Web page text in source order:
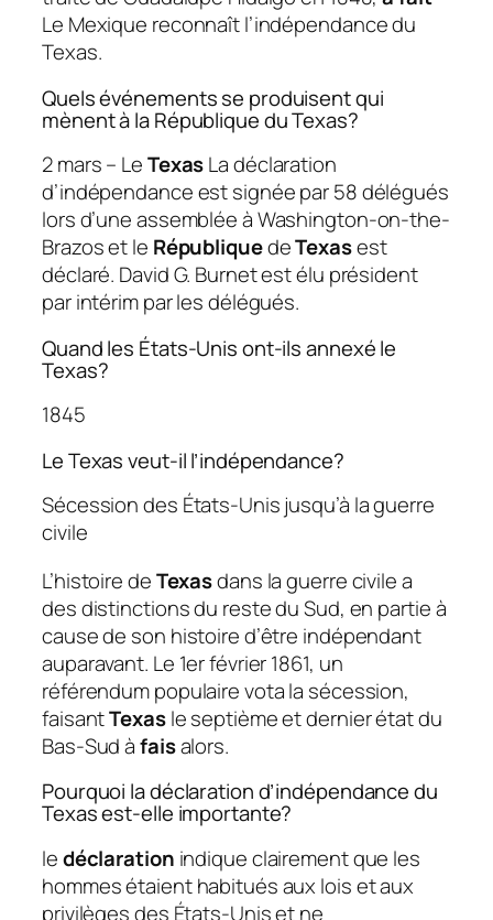
Le Mexique reconnaît l’indépendance du
Texas.
Quels événements se produisent qui
mènent à la République du Texas?
2 mars – LeTexasLa déclaration
d’indépendance est signée par 58 délégués
lors d’une assemblée à Washington-on-the-
Brazos et le RépubliquedeTexasest
déclaré. David G. Burnet est élu président
par intérim par les délégués.
Quand les États-Unis ont-ils annexé le
Texas?
1845
Le Texas veut-il l’indépendance?
Sécession des États-Unis jusqu’à la guerre
civile
L’histoire deTexasdans la guerre civile a
des distinctions du reste du Sud, en partie à
cause de son histoire d’être indépendant
auparavant. Le 1er février 1861, un
référendum populaire vota la sécession,
faisantTexasle septième et dernier état du
Bas-Sud àfaisalors.
Pourquoi la déclaration d’indépendance du
Texas est-elle importante?
ledéclaration indique clairement que les
hommes étaient habitués aux lois et aux
privilèges des États-Unis et ne